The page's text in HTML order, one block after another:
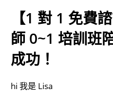
【1 對 1 免費
師 0~1 培訓班
成功！
hi 我是 Lisa